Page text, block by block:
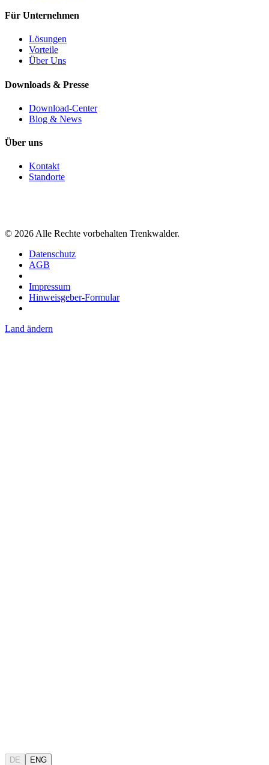
Für Unternehmen
Lösungen
Vorteile
Über Uns
Downloads & Presse
Download-Center
Blog & News
Über uns
Kontakt
Standorte
© 2026 Alle Rechte vorbehalten Trenkwalder.
Datenschutz
AGB
Impressum
Hinweisgeber-Formular
Land ändern
DE ENG